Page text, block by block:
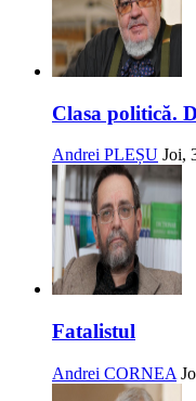
Clasa politică.
Andrei PLEȘU Joi,
Fatalistul
Andrei CORNEA